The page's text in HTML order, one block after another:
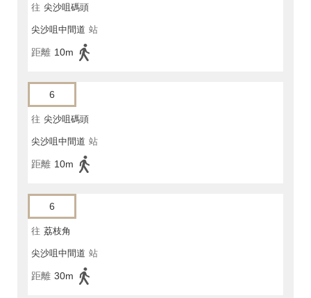
往 尖沙咀碼頭
尖沙咀中間道 站
距離 10m
6
往 尖沙咀碼頭
尖沙咀中間道 站
距離 10m
6
往 荔枝角
尖沙咀中間道 站
距離 30m